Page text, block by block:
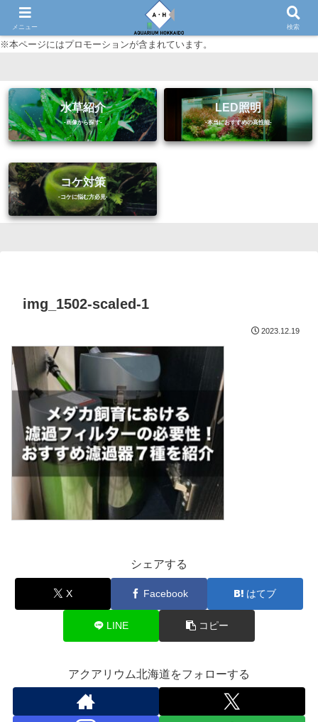
初心者に優しいアクアリウム（熱帯魚・水草等）情報サイト
※本ページにはプロモーションが含まれています。
水草紹介 LED照明
コケ対策
img_1502-scaled-1
2023.12.19
シェアする
X Facebook はてブ
LINE コピー
アクアリウム北海道をフォローする
メニュー 検索